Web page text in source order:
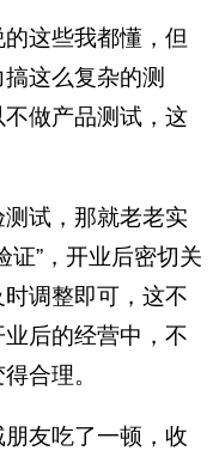
这些我都懂，但
这么复杂的测
做产品测试，这
试，那就老老实
证”，开业后密切关
调整即可，这不
后的经营中，不
合理。
友吃了一顿，收